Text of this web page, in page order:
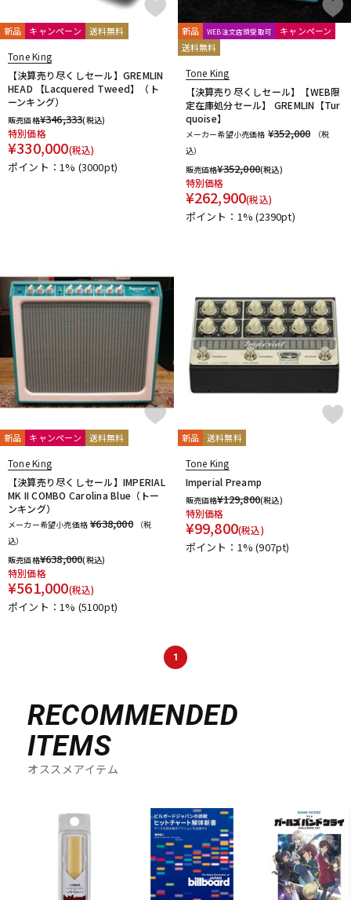
新品 キャンペーン 送料無料
Tone King
【決算売り尽くしセール】GREMLIN
HEAD 【Lacquered Tweed】（ト
ーンキング）
販売価格¥346,333(税込)
特別価格
¥330,000(税込)
ポイント：1% (3000pt)
新品 WEB注文店頭受取可
キャンペーン
送料無料
Tone King
【決算売り尽くしセール】【WEB限
定在庫処分セール】 GREMLIN【Tur
quoise】
メーカー希望小売価格 ¥352,000
（税
込）
販売価格¥352,000(税込)
特別価格
¥262,900(税込)
ポイント：1%(2390pt)
新品 キャンペーン 送料無料
Tone King
【決算売り尽くしセール】IMPERIAL
MK II COMBO Carolina Blue（トー
ンキング）
メーカー希望小売価格 ¥638,000
（税
込）
販売価格¥638,000(税込)
特別価格
¥561,000(税込)
ポイント：1% (5100pt)
新品 送料無料
Tone King
Imperial Preamp
販売価格¥129,800(税込)
特別価格
¥99,800(税込)
ポイント：1%(907pt)
1
RECOMMENDED
ITEMS
オススメアイテム